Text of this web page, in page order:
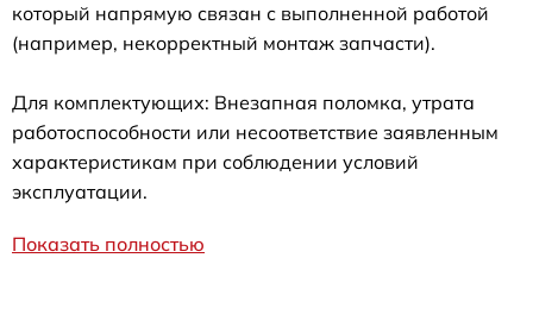
который напрямую связан с выполненной работой
(например, некорректный монтаж запчасти).
Для комплектующих: Внезапная поломка, утрата
работоспособности или несоответствие заявленным
характеристикам при соблюдении условий
эксплуатации.
Показать полностью